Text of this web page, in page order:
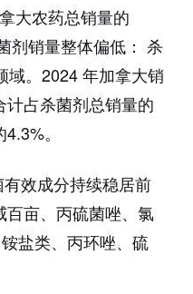
大农药总销量的
剂销量整体偏低： 杀
域。2024 年加拿大销
占杀菌剂总销量的
。
效成分持续稳居前
亩、丙硫菌唑、氯
盐类、丙环唑、硫